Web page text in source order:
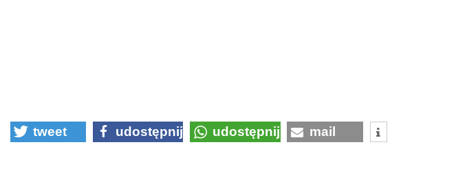
tweet udostępnij udostępnij mail